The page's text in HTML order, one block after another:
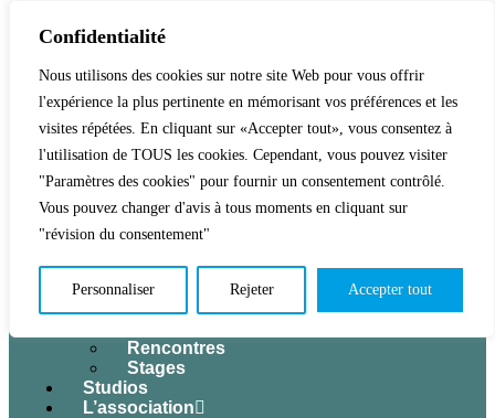
Confidentialité
Nous utilisons des cookies sur notre site Web pour vous offrir
l'expérience la plus pertinente en mémorisant vos préférences et les
visites répétées. En cliquant sur «Accepter tout», vous consentez à
l'utilisation de TOUS les cookies. Cependant, vous pouvez visiter
"Paramètres des cookies" pour fournir un consentement contrôlé.
Vous pouvez changer d'avis à tous moments en cliquant sur
"révision du consentement"
Personnaliser Rejeter Accepter tout
Accueil
Activités & Inscriptions
Billetterie
Tous les
événements
Concerts
Jeune public
Théâtre
Conférences
Rencontres
Stages
Studios
L’association